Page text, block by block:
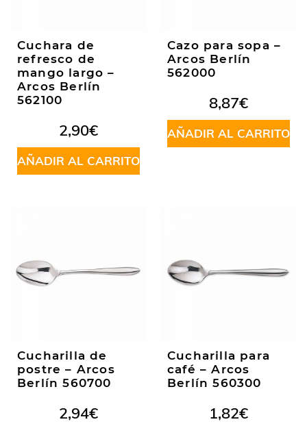
Cuchara de
refresco de
mango largo –
Arcos Berlín
562100
2,90€
AÑADIR AL CARRITO
Cazo para sopa –
Arcos Berlín
562000
8,87€
AÑADIR AL CARRITO
Cucharilla de
postre – Arcos
Berlín 560700
2,94€
Cucharilla para
café – Arcos
Berlín 560300
1,82€